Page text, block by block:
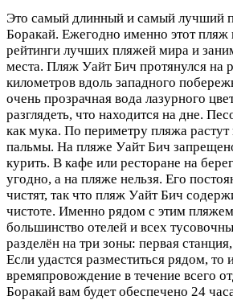
Это самый длинный и самый лучший
Боракай. Ежегодно именно этот пляж
рейтинги лучших пляжей мира и
места. Пляж Уайт Бич протянулся на
километров вдоль западного
очень прозрачная вода лазурного
разглядеть, что находится на дне.
как мука. По периметру пляжа растут
пальмы. На пляже Уайт Бич
курить. В кафе или ресторане на
угодно, а на пляже нельзя. Его
чистят, так что пляж Уайт Бич
чистоте. Именно рядом с этим
большинство отелей и всех
разделён на три зоны: первая
Если удастся разместиться рядом, то
времяпровождение в течение всего
Боракай вам будет обеспечено 24